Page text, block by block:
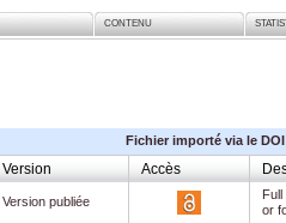
CONTENU
Fichier importé via le DOI
Version Accès
Version publiée
or